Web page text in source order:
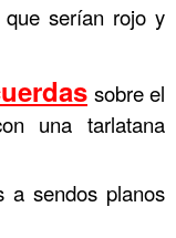
que serían rojo y
sobre el
una tarlatana
a sendos planos